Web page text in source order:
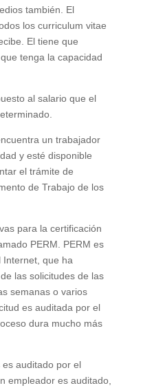
también. El
los curriculum vitae
El tiene que
tenga la capacidad
al salario que el
un trabajador
y esté disponible
el trámite de
de Trabajo de los
para la certificación
PERM. PERM es
Internet, que ha
las solicitudes de las
semanas o varios
es auditada por el
dura mucho más
auditado por el
empleador es auditado,